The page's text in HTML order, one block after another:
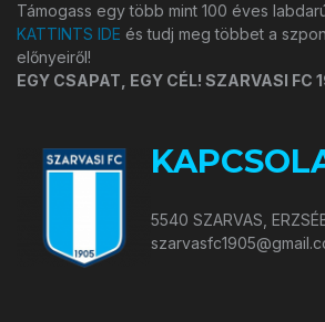
Támogass egy több mint 100 éves
KATTINTS IDE és tudj meg többet a
előnyeiről!
EGY CSAPAT, EGY CÉL! SZARVASI FC
5540 SZARVAS,